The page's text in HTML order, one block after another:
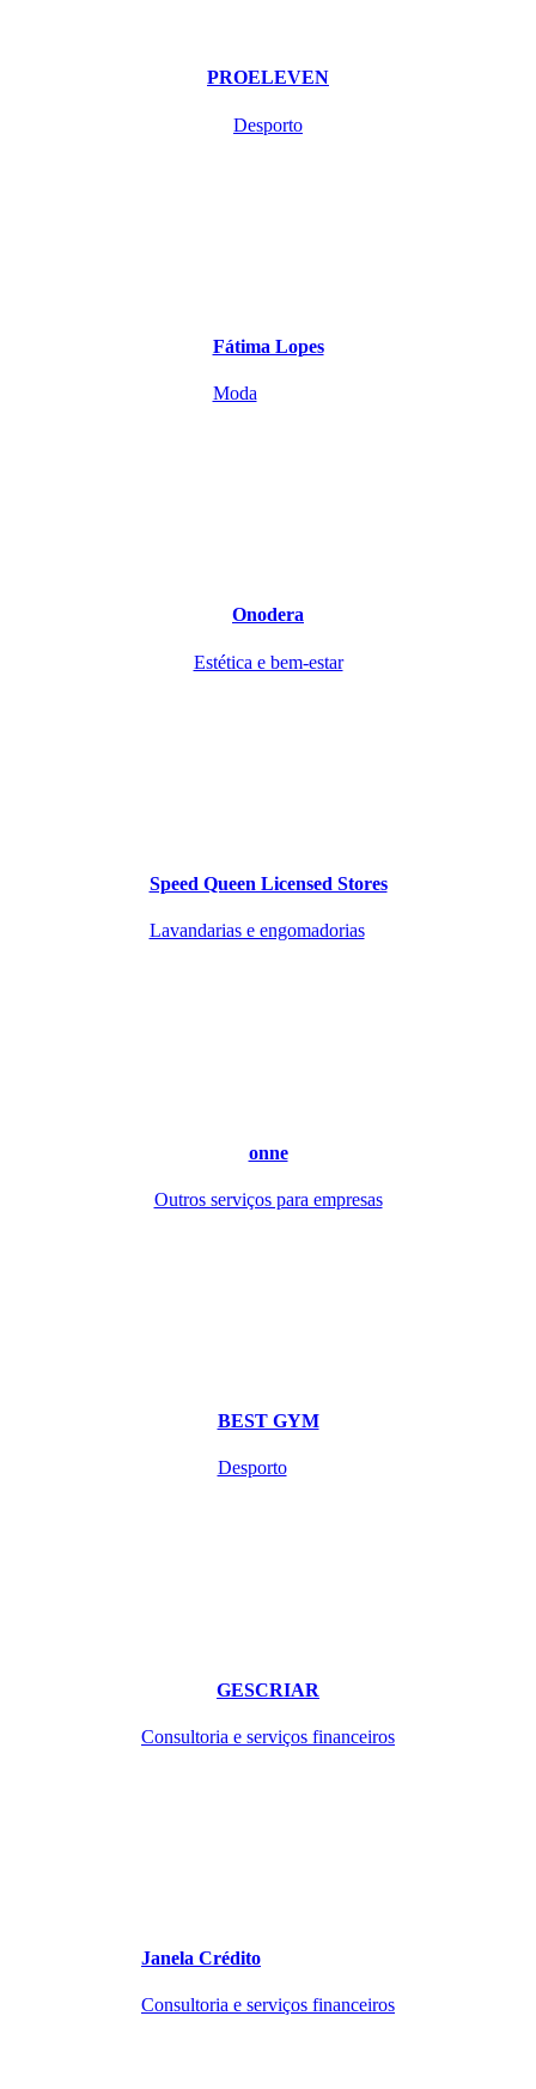
PROELEVEN
Desporto
Fátima Lopes
Moda
Onodera
Estética e bem-estar
Speed Queen Licensed Stores
Lavandarias e engomadorias
onne
Outros serviços para empresas
BEST GYM
Desporto
GESCRIAR
Consultoria e serviços financeiros
Janela Crédito
Consultoria e serviços financeiros